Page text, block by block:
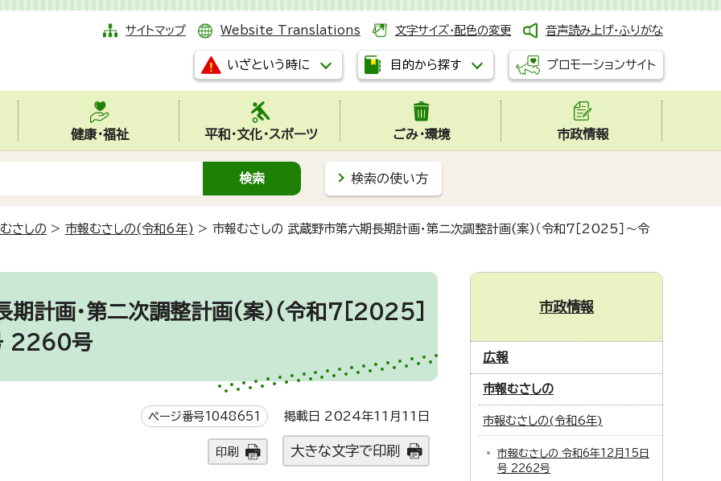
サイトマップ Website Translations 文字サイズ・配色の変更 音声読み上げ・ふりがな
いざという時に 目的から探す プロモーションサイト
健康・福祉 平和・文化・スポーツ ごみ・環境 市政情報
検索の使い方
さしの > 市報むさしの(令和6年) > 市報むさしの 武蔵野市第六期長期計画・第二次調整計画(案)（令和7［2025］～令
計画・第二次調整計画(案)（令和7［2025］
2260号
ページ番号1048651 掲載日 2024年11月11日
印刷 大きな文字で印刷
市政情報
広報
市報むさしの
市報むさしの(令和6年)
市報むさしの 令和6年12月15日
号 2262号